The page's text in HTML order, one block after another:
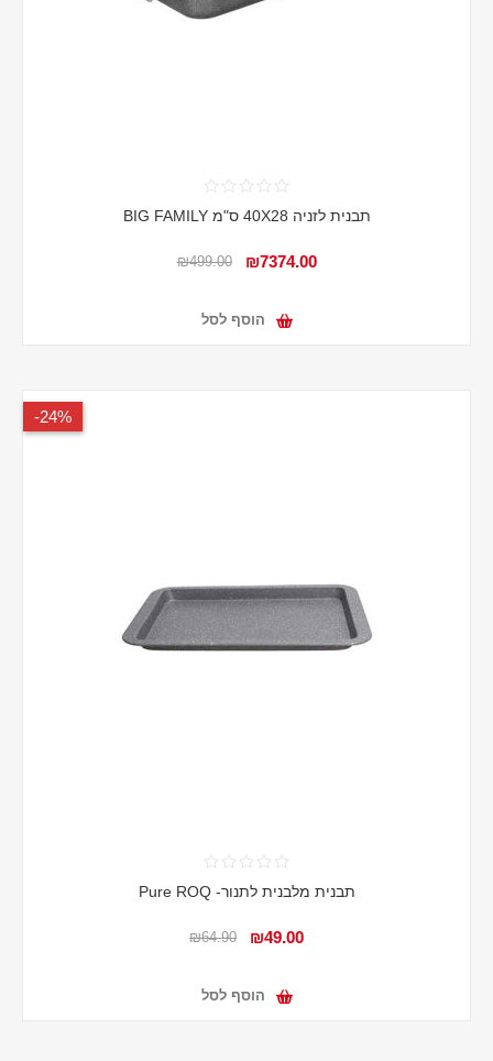
תבנית לזניה 40X28 ס"מ BIG FAMILY
₪7374.00
₪499.00
הוסף לסל
24%-
תבנית מלבנית לתנור- Pure ROQ
₪49.00
₪64.90
הוסף לסל